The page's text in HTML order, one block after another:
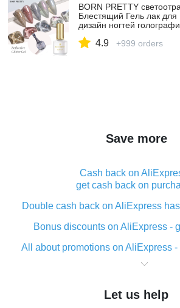
BORN PRETTY
Блестящий Гель лак для
дизайн ногтей
ногтей 6 мл| | |
4.9 +999 orders
Save more
Cash back on
get cash back on
Double cash back on AliExpress
Bonus discounts on AliExpress -
All about promotions on AliExpress
What is cash back when making
The best place to download cash
Let us help